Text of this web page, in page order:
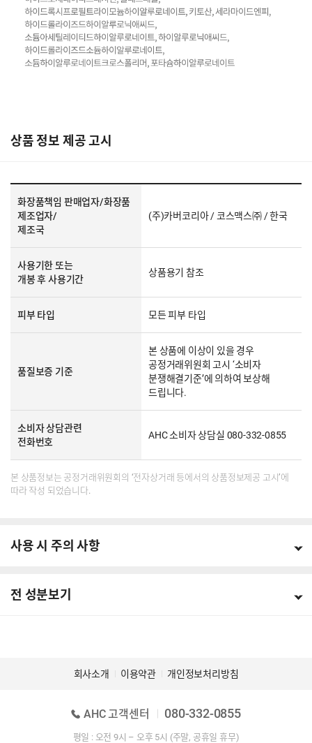
상품 정보 제공 고시
화장품책임 판매업자/화장품
제조업자/
제조국
(주)카버코리아 / 코스맥스㈜ / 한국
사용기한 또는
개봉 후 사용기간
상품용기 참조
피부 타입 모든 피부 타입
품질보증 기준
본 상품에 이상이 있을 경우
공정거래위원회 고시 ‘소비자
분쟁해결기준’에 의하여 보상해
드립니다.
소비자 상담관련
전화번호
AHC 소비자 상담실 080-332-0855
본 상품정보는 공정거래위원회의 ‘전자상거래 등에서의 상품정보제공 고시’에
따라 작성 되었습니다.
사용 시 주의 사항
전 성분보기
회사소개 이용약관 개인정보처리방침
AHC 고객센터 080-332-0855
평일 : 오전 9시 – 오후 5시 (주말, 공휴일 휴무)